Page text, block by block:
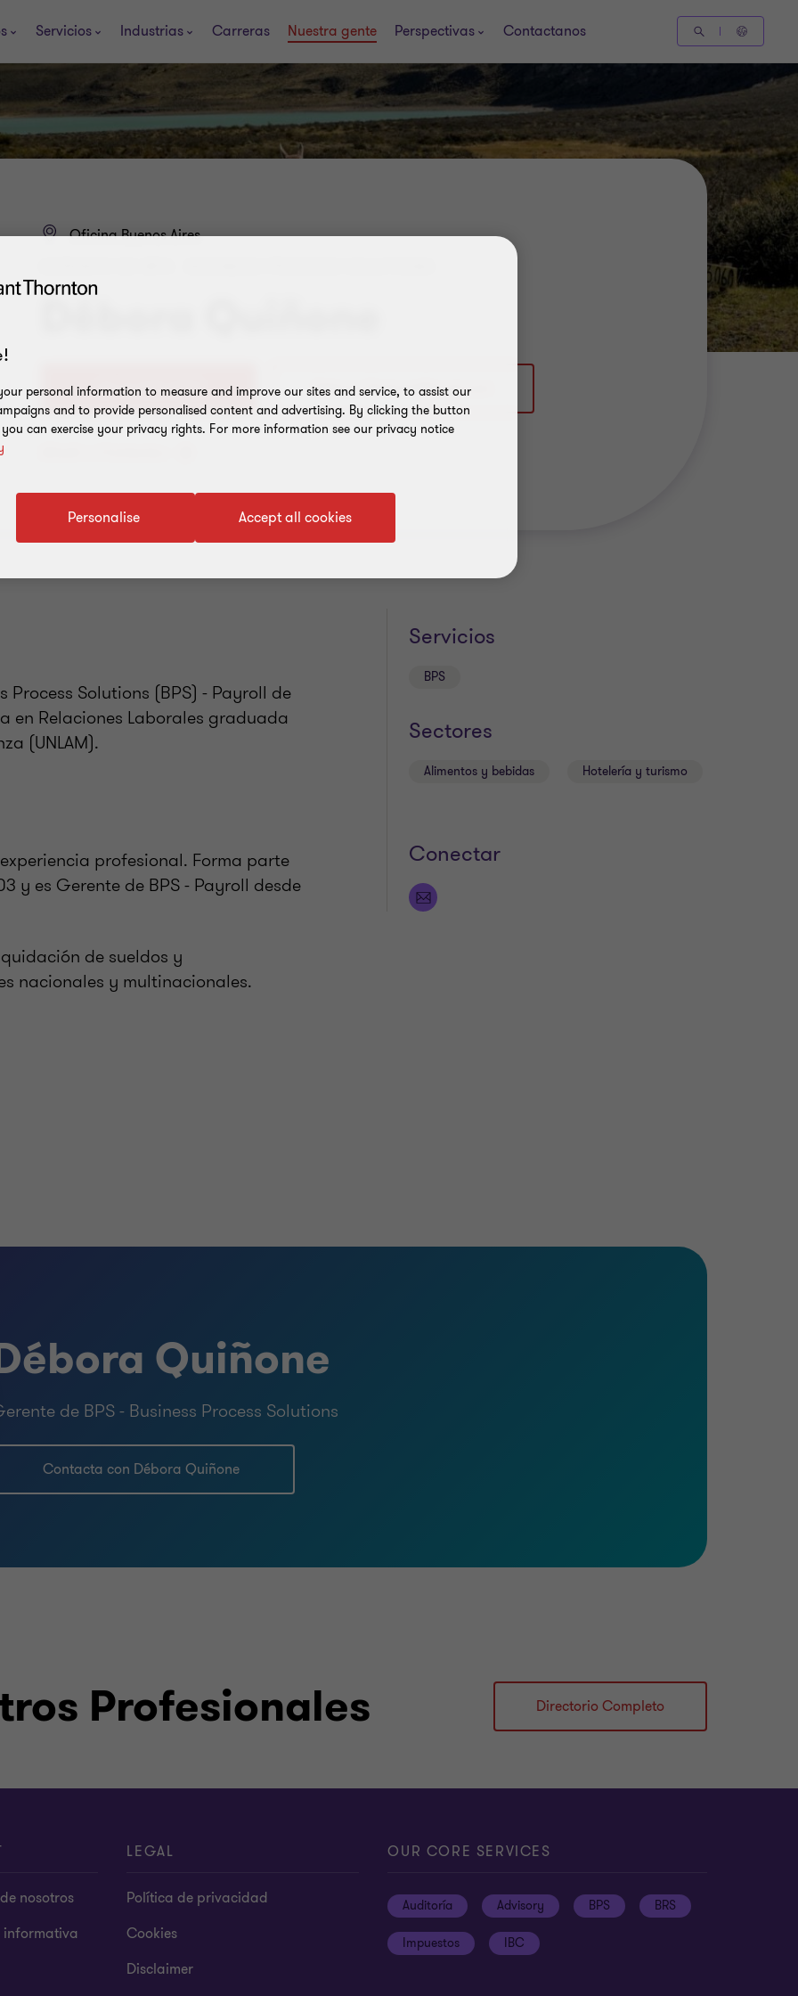
Servicios Industrias Carreras Nuestra gente Perspectivas Contactanos
Oficina Buenos Aires
+54 11 4105 0000
Process Solutions (BPS) - Payroll de
en Relaciones Laborales graduada
(UNLAM).
profesional. Forma parte
y es Gerente de BPS - Payroll desde
de sueldos y
nacionales y multinacionales.
Servicios
BPS
Sectores
Alimentos y bebidas Hotelería y turismo
Conectar
Quiñone
de BPS - Business Process Solutions
Contacta con Débora Quiñone
Profesionales Directorio Completo
nosotros
informativa
LEGAL
Política de privacidad
Cookies
Disclaimer
OUR CORE SERVICES
Auditoría Advisory BPS BRS
Impuestos IBC
personal information to measure and improve our sites and service, to assist our
and to provide personalised content and advertising. By clicking the button
can exercise your privacy rights. For more information see our privacy notice
Accept all cookies
Personalise